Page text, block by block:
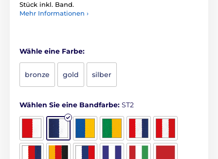
Stück inkl. Band.
Mehr Informationen ›
Wähle eine Farbe:
bronze gold silber
Wählen Sie eine Bandfarbe: ST2